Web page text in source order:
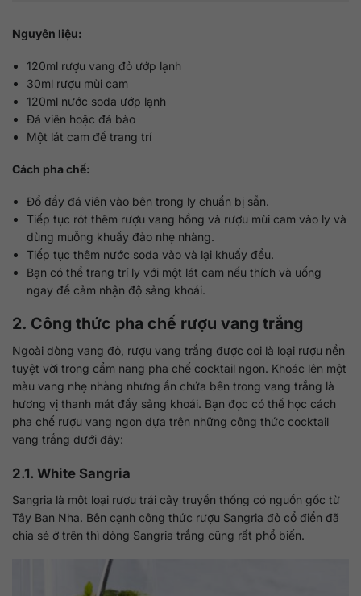
Nguyên liệu:
120ml rượu vang đỏ ướp lạnh
30ml rượu mùi cam
120ml nước soda ướp lạnh
Đá viên hoặc đá bào
Một lát cam để trang trí
Cách pha chế:
Đổ đầy đá viên vào bên trong ly chuẩn bị sẵn.
Tiếp tục rót thêm rượu vang hồng và rượu mùi cam vào ly và
dùng muỗng khuấy đảo nhẹ nhàng.
Tiếp tục thêm nước soda vào và lại khuấy đều.
Bạn có thể trang trí ly với một lát cam nếu thích và uống
ngay để cảm nhận độ sảng khoái.
2. Công thức pha chế rượu vang trắng
Ngoài dòng vang đỏ, rượu vang trắng được coi là loại rượu nền
tuyệt vời trong cẩm nang pha chế cocktail ngon. Khoác lên một
màu vang nhẹ nhàng nhưng ẩn chứa bên trong vang trắng là
hương vị thanh mát đầy sảng khoái. Bạn đọc có thể học cách
pha chế rượu vang ngon dựa trên những công thức cocktail
vang trắng dưới đây:
2.1. White Sangria
Sangria là một loại rượu trái cây truyền thống có nguồn gốc từ
Tây Ban Nha. Bên cạnh công thức rượu Sangria đỏ cổ điển đã
chia sẻ ở trên thì dòng Sangria trắng cũng rất phổ biến.